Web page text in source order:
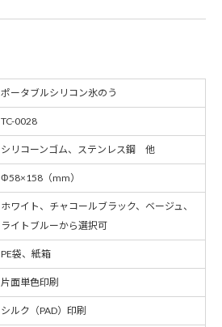
ポータブルシリコン氷のう
TC-0028
シリコーンゴム、ステンレス鋼 他
Φ58×158（mm）
ホワイト、チャコールブラック、ベージュ、
ライトブルーから選択可
PE袋、紙箱
片面単色印刷
シルク（PAD）印刷